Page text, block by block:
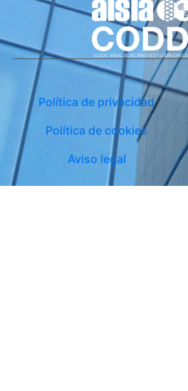
Política de privacidad
Política de cookies
Aviso legal